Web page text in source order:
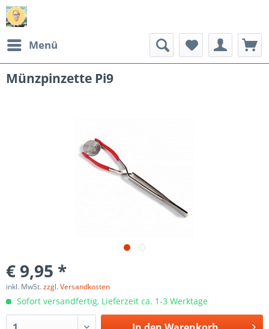
Menü
Münzpinzette Pi9
€ 9,95 *
inkl. MwSt.zzgl. Versandkosten
Sofort versandfertig, Lieferzeit ca. 1-3 Werktage